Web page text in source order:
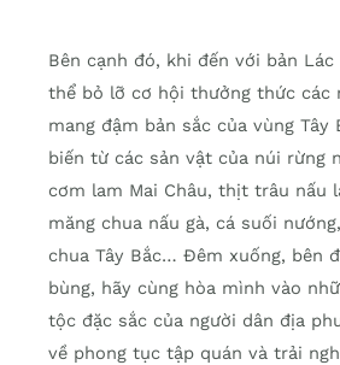
Bên cạnh đó, khi đến với bản
thể bỏ lỡ cơ hội thưởng thức các
mang đậm bản sắc của vùng Tây
biến từ các sản vật của núi rừng
cơm lam Mai Châu, thịt trâu nấu
măng chua nấu gà, cá suối
chua Tây Bắc… Đêm xuống, bên
bùng, hãy cùng hòa mình vào
tộc đặc sắc của người dân địa
về phong tục tập quán và trải